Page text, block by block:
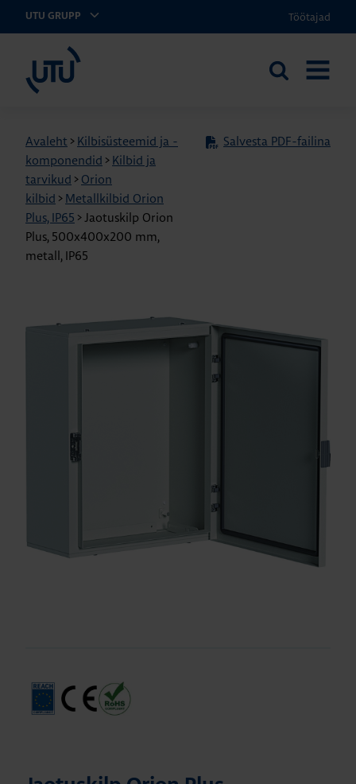
UTU GRUPP Töötajad
Otsi
Avaleht > Kilbisüsteemid ja -
komponendid > Kilbid ja
tarvikud > Orion
kilbid > Metallkilbid Orion
Plus, IP65 >Jaotuskilp Orion
Plus, 500x400x200 mm,
metall, IP65
Salvesta PDF-failina